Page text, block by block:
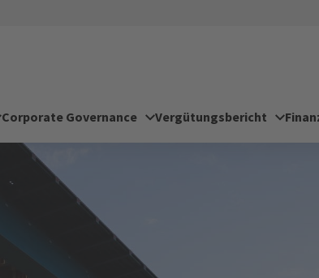
Corporate Governance Vergütungsbericht